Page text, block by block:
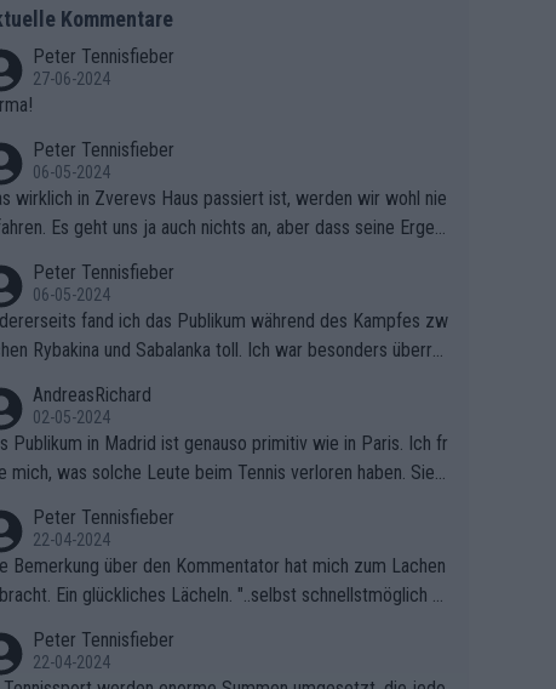
Kommentare
Peter Tennisfieber
27-06-2024
Peter Tennisfieber
06-05-2024
wirklich in Zverevs Haus passiert ist, werden wir wohl nie
Es geht uns ja auch nichts an, aber dass seine Ergeb
Peter Tennisfieber
06-05-2024
fand ich das Publikum während des Kampfes zw
Rybakina und Sabalanka toll. Ich war besonders überras
AndreasRichard
02-05-2024
Publikum in Madrid ist genauso primitiv wie in Paris. Ich fr
mich, was solche Leute beim Tennis verloren haben. Sie s
Peter Tennisfieber
22-04-2024
Bemerkung über den Kommentator hat mich zum Lachen
Ein glückliches Lächeln. "..selbst schnellstmöglich na
Peter Tennisfieber
22-04-2024